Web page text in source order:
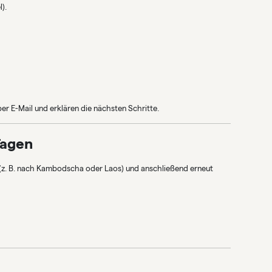
E-Mail und erklären die nächsten Schritte.
B. nach Kambodscha oder Laos) und anschließend erneut